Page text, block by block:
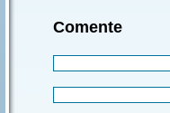
Comente